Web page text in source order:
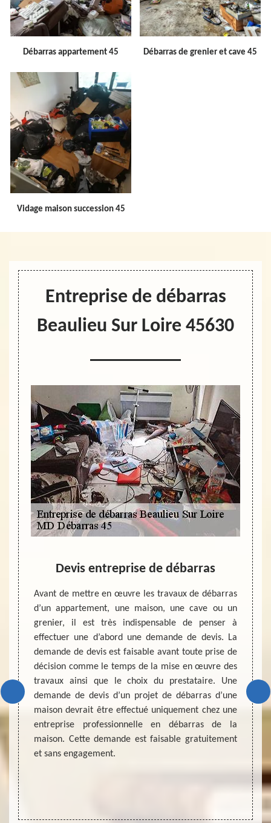
Débarras appartement 45 Débarras de grenier et cave 45
Vidage maison succession 45
Entreprise de débarras
Beaulieu Sur Loire 45630
MD
des
ne
être
est
cher
vos
à
et
Devis entreprise de débarras
Avant de mettre en œuvre les travaux de débarras
d’un appartement, une maison, une cave ou un
grenier, il est très indispensable de penser à
effectuer une d’abord une demande de devis. La
demande de devis est faisable avant toute prise de
décision comme le temps de la mise en œuvre des
travaux ainsi que le choix du prestataire. Une
demande de devis d’un projet de débarras d’une
maison devrait être effectué uniquement chez une
entreprise professionnelle en débarras de la
maison. Cette demande est faisable gratuitement
et sans engagement.
aux
de
A
de